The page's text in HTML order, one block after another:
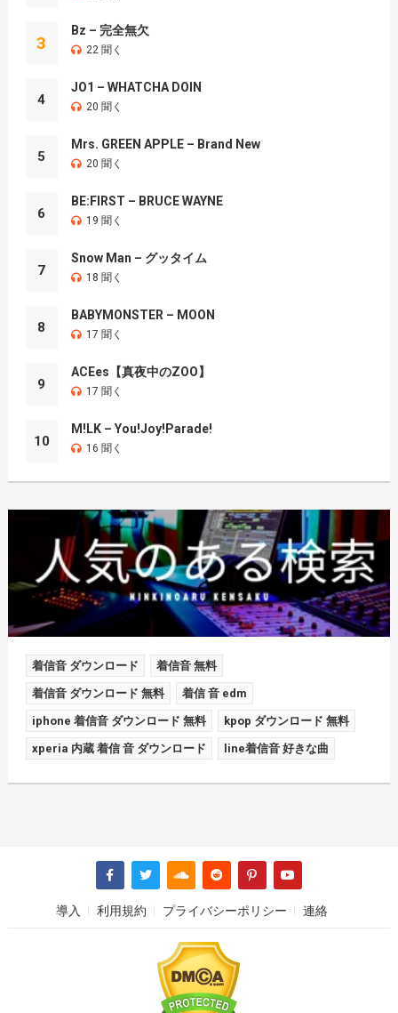
3
Bz – 完全無欠
22 聞く
4
JO1 – WHATCHA DOIN
20 聞く
5
Mrs. GREEN APPLE – Brand New
20 聞く
6
BE:FIRST – BRUCE WAYNE
19 聞く
7
Snow Man – グッタイム
18 聞く
8
BABYMONSTER – MOON
17 聞く
9
ACEes【真夜中のZOO】
17 聞く
10
M!LK – You!Joy!Parade!
16 聞く
着信音 ダウンロード 着信音 無料
着信音 ダウンロード 無料 着信 音 edm
iphone 着信音 ダウンロード 無料 kpop ダウンロード 無料
xperia 内蔵 着信 音 ダウンロード line着信音 好きな曲
導入 利用規約 プライバシーポリシー 連絡